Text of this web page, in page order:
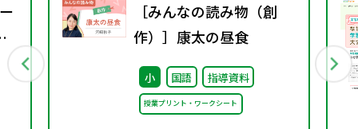
［みんなの読み物（創
作）］康太の昼食
小 国語 指導資料
授業プリント・ワークシート